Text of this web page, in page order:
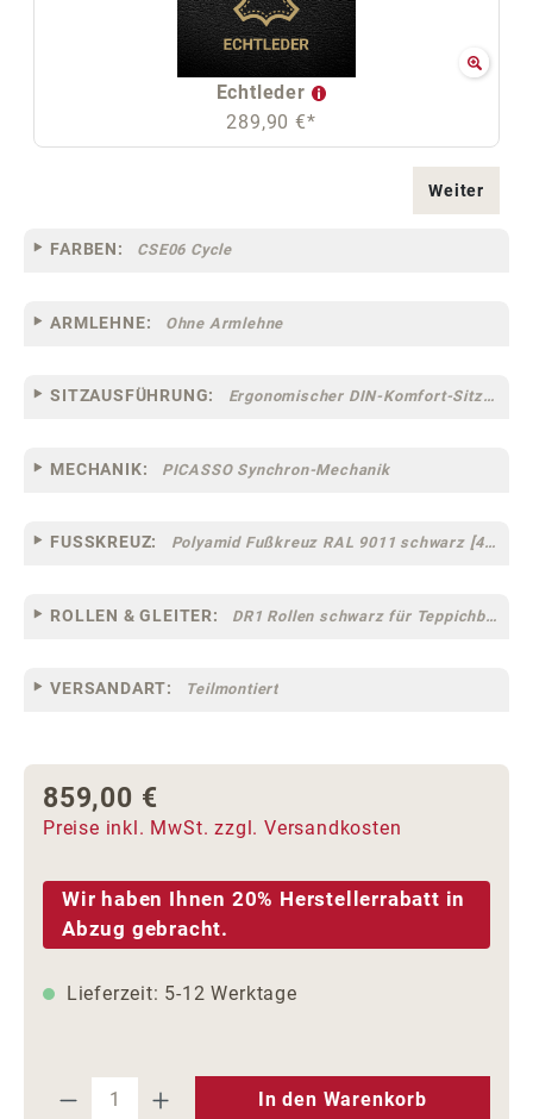
Echtleder
289,90 €*
Weiter
FARBEN: CSE06 Cycle
ARMLEHNE: Ohne Armlehne
SITZAUSFÜHRUNG: Ergonomischer DIN-Komfort-Sitz [75]
MECHANIK: PICASSO Synchron-Mechanik
FUSSKREUZ: Polyamid Fußkreuz RAL 9011 schwarz [44]
ROLLEN & GLEITER: DR1 Rollen schwarz für Teppichböden [10]
VERSANDART: Teilmontiert
Regulärer Preis:
859,00 €
Preise inkl. MwSt. zzgl. Versandkosten
Wir haben Ihnen 20% Herstellerrabatt in
Abzug gebracht.
Lieferzeit: 5-12 Werktage
Produkt Anzahl: Gib den
In den Warenkorb